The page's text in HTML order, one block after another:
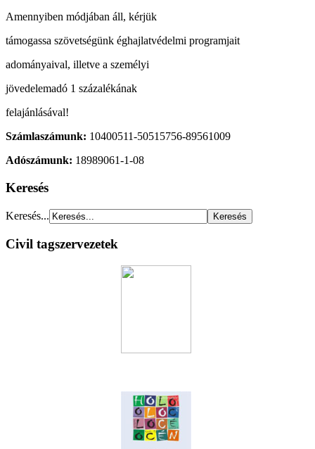
Amennyiben módjában áll, kérjük
támogassa szövetségünk éghajlatvédelmi programjait
adományaival, illetve a személyi
jövedelemadó 1 százalékának
felajánlásával!
Számlaszámunk: 10400511-50515756-89561009
Adószámunk: 18989061-1-08
Keresés
Keresés...
Civil tagszervezetek